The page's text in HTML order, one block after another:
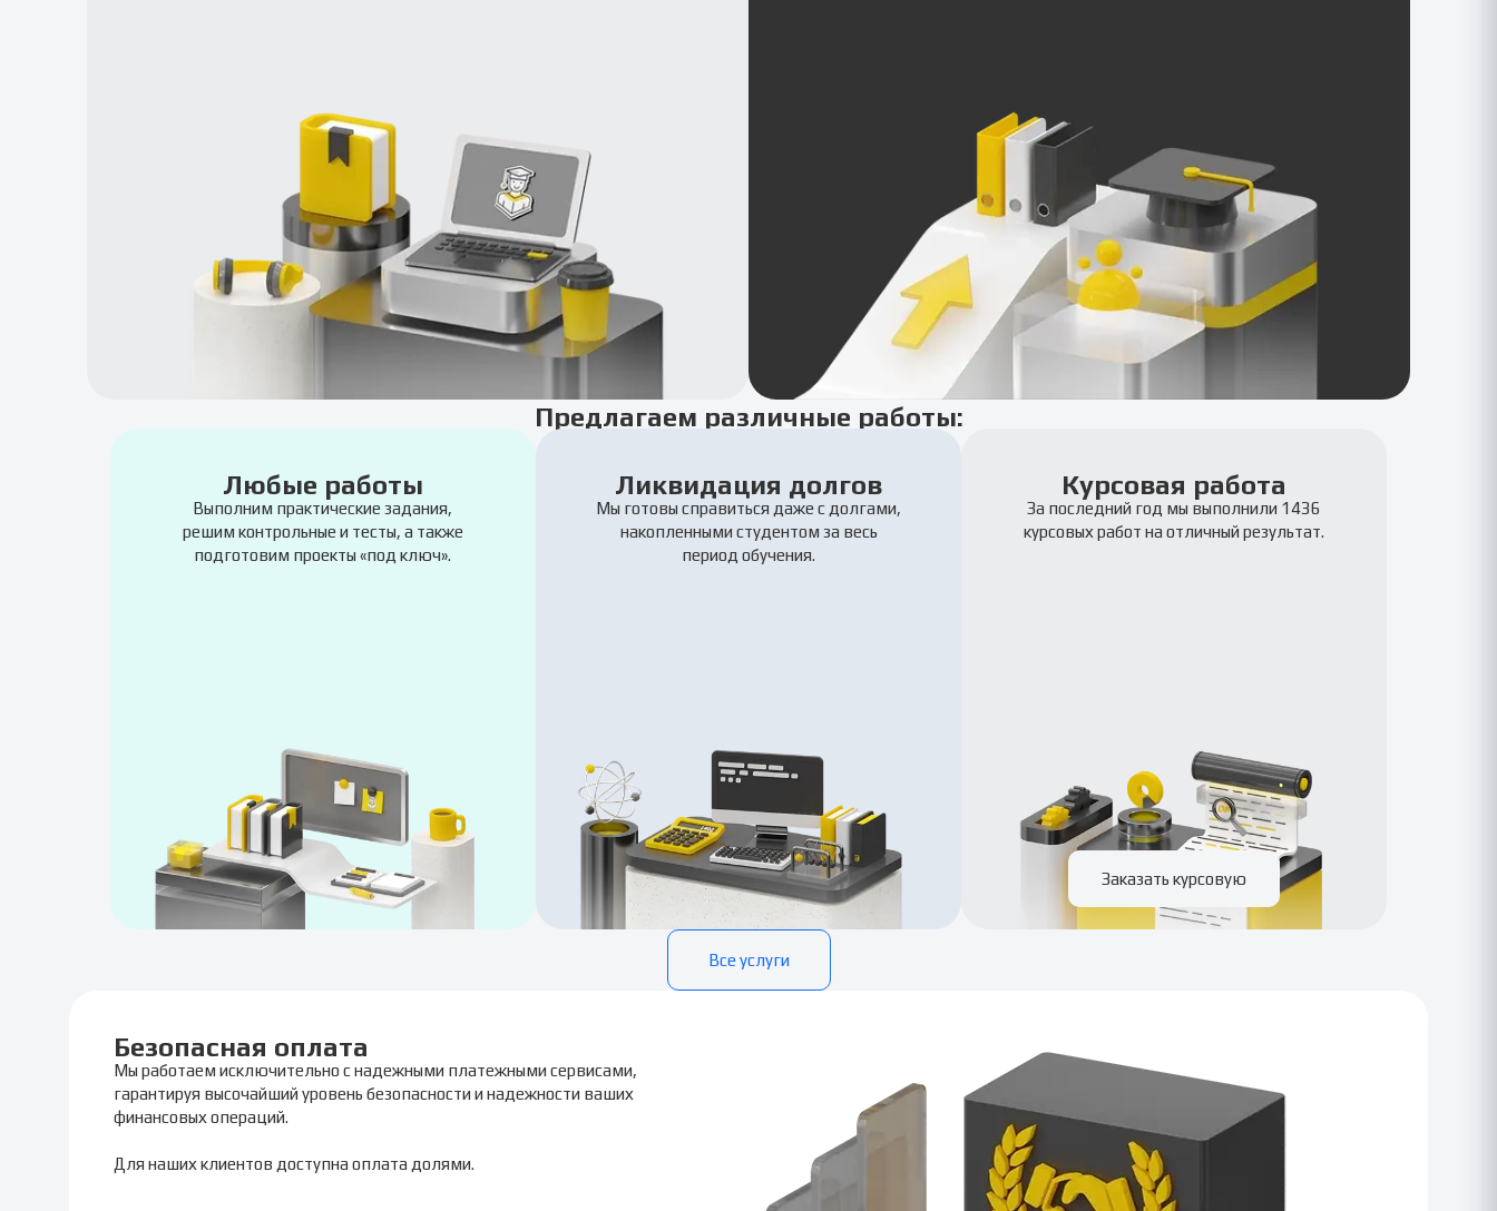
Предлагаем различные работы:
Любые работы
Выполним практические задания,
решим контрольные и тесты, а также
подготовим проекты «под ключ».
Ликвидация долгов
Мы готовы справиться даже с долгами,
накопленными студентом за весь
период обучения.
Курсовая работа
За последний год мы выполнили 1436
курсовых работ на отличный результат.
Заказать курсовую
Все услуги
Безопасная оплата
Мы работаем исключительно с надежными платежными сервисами,
гарантируя высочайший уровень безопасности и надежности ваших
финансовых операций.
Для наших клиентов доступна оплата долями.